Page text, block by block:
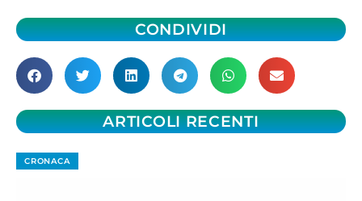
CONDIVIDI
ARTICOLI RECENTI
CRONACA